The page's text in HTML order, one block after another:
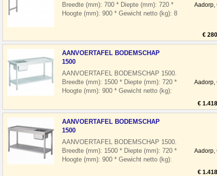
Breedte (mm): 700 * Diepte (mm): 720 *
Hoogte (mm): 900 * Gewicht netto (kg): 8
Aadorp,
€
AANVOERTAFEL BODEMSCHAP
1500
AANVOERTAFEL BODEMSCHAP 1500.
Breedte (mm): 1500 * Diepte (mm): 720 *
Hoogte (mm): 900 * Gewicht netto (kg):
Aadorp,
€
AANVOERTAFEL BODEMSCHAP
1500
AANVOERTAFEL BODEMSCHAP 1500.
Breedte (mm): 1500 * Diepte (mm): 720 *
Hoogte (mm): 900 * Gewicht netto (kg):
Aadorp,
€